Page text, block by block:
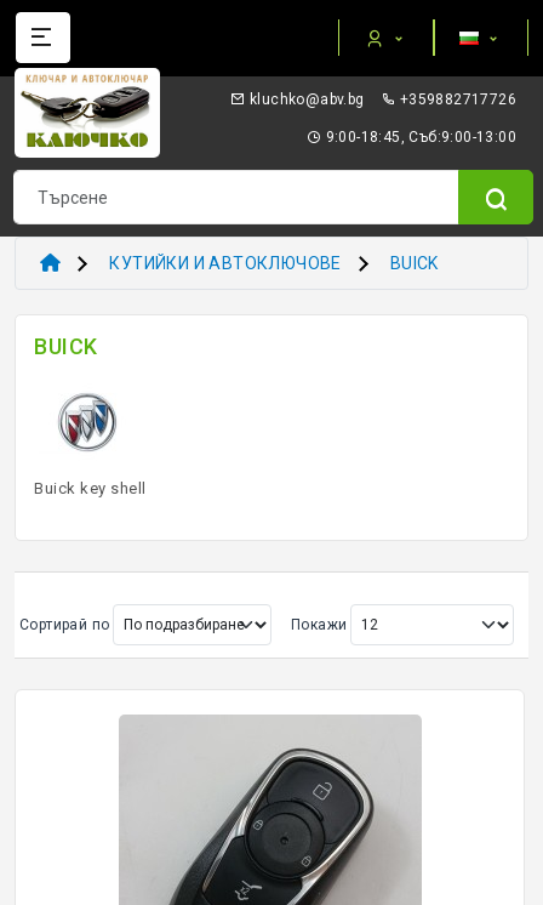
gb.vba@okhculk +359882717726
9:00-18:45, Съб:9:00-13:00
Категории
AUTEL ПРИБОРИ И ОБОРУДВАНЕ
I/O TERMINAL
KEYDIY - ПРИБОРИ КЛЮЧОВЕ ТРАНСПОНДЕРИ
ТРАНСПОНДЕР И ECU ПРИБОРИ
ТРАНСПОНДЕР ЧИПОВЕ
АВТОКЛЮЧАЛКИ И ЧАСТИ
КУТИЙКИ И АВТОКЛЮЧОВЕ BUICK
BUICK
Buick key shell
Сортирай по Покажи